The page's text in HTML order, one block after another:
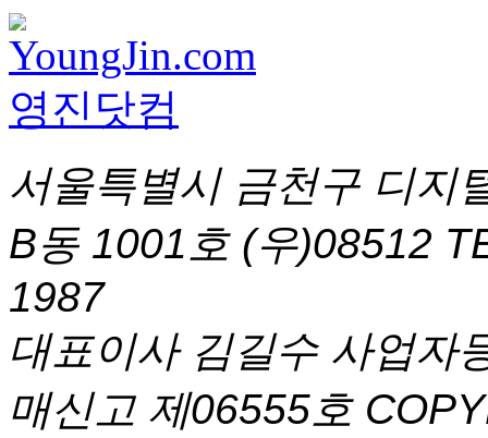
서울특별시 금천구 디지
B동 1001호 (우)08512
1987
대표이사 김길수 사업자
매신고 제06555호